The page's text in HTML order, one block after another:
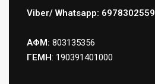
Viber/ Whatsapp: 6978302559
ΑΦΜ: 803135356
ΓΕΜΗ: 190391401000